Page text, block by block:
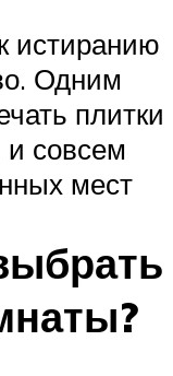
истиранию
Одним
плитки
совсем
мест